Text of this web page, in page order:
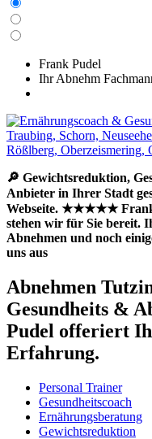
Frank Pudel
Ihr Abnehm
🔎 Gewichtsreduktion,
Anbieter in Ihrer Stadt
Webseite. ★★★★★ Frank
stehen wir für Sie bereit.
Abnehmen und noch
uns aus
Abnehmen
Gesundheits &
Pudel offeriert
Erfahrung.
Personal Trainer
Gesundheitscoach
Ernährungsberatung
Gewichtsreduktion